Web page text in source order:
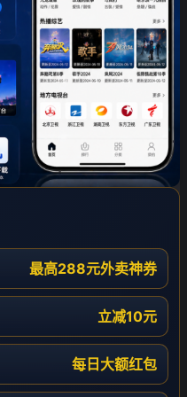
最高288元外卖神券
立减10元
每日大额红包